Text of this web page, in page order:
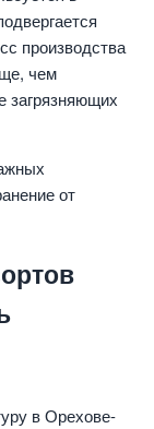
производства
чем
загрязняющих
от
в Орехове-